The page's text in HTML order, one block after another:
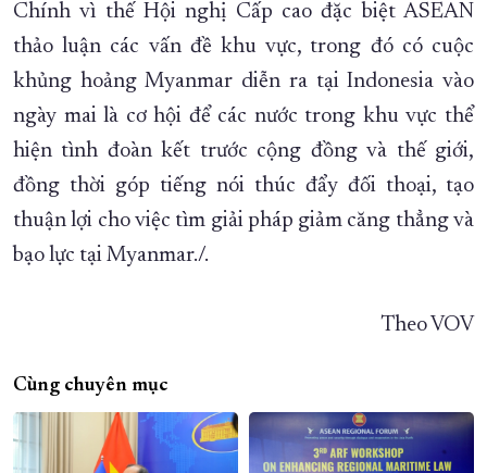
Chính vì thế Hội nghị Cấp cao đặc biệt ASEAN
thảo luận các vấn đề khu vực, trong đó có cuộc
khủng hoảng Myanmar diễn ra tại Indonesia vào
ngày mai là cơ hội để các nước trong khu vực thể
hiện tình đoàn kết trước cộng đồng và thế giới,
đồng thời góp tiếng nói thúc đẩy đối thoại, tạo
thuận lợi cho việc tìm giải pháp giảm căng thẳng và
bạo lực tại Myanmar./.
Theo VOV
Cùng chuyên mục